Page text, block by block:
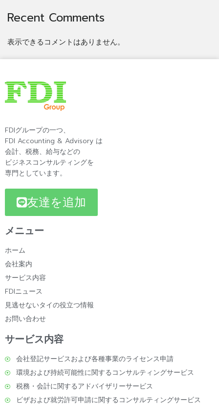
Recent Comments
表示できるコメントはありません。
FDIグループの一つ、
FDI Accounting & Advisory は
会計、税務、給与などの
ビジネスコンサルティングを
専門としています。
友達を追加
メニュー
ホーム
会社案内
サービス内容
FDIニュース
見逃せないタイの役立つ情報
お問い合わせ
サービス内容
会社登記サービスおよび各種事業のライセンス申請
環境および持続可能性に関するコンサルティングサービス
税務・会計に関するアドバイザリーサービス
ビザおよび就労許可申請に関するコンサルティングサービス